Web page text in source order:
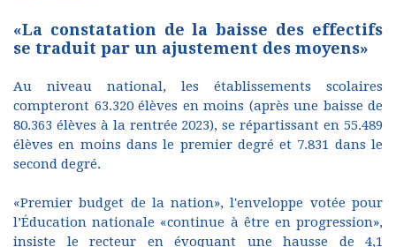
«La constatation de la baisse des effectifs
se traduit par un ajustement des moyens»
Au niveau national, les établissements scolaires
compteront 63.320 élèves en moins (après une baisse de
80.363 élèves à la rentrée 2023), se répartissant en 55.489
élèves en moins dans le premier degré et 7.831 dans le
second degré.
«Premier budget de la nation», l'enveloppe votée pour
l’Éducation nationale «continue à être en progression»,
insiste le recteur en évoquant une hausse de 4,1